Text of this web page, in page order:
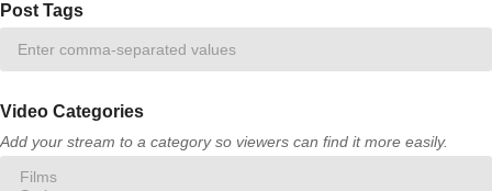
Post Tags
Video Categories
Add your stream to a category so viewers can find it more easily.